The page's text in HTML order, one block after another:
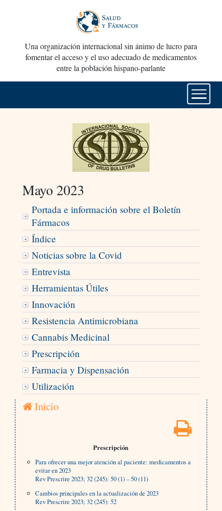
Una organización internacional sin ánimo de lucro para
fomentar el acceso y el uso adecuado de medicamentos
entre la población hispano-parlante
Mayo 2023
Portada e información sobre el Boletín
Fármacos
Índice
Noticias sobre la Covid
Entrevista
Herramientas Útiles
Innovación
Resistencia Antimicrobiana
Cannabis Medicinal
Prescripción
Farmacia y Dispensación
Utilización
Inicio
Prescripción
Para ofrecer una mejor atención al paciente: medicamentos a
evitar en 2023
Rev Prescrire 2023; 32 (245): 50 (1) – 50 (11)
Cambios principales en la actualización de 2023
Rev Prescrire 2023; 32 (245): 52